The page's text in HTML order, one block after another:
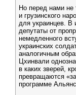
Но перед нами не
и грузинского
для украинцев. В
депутаты от
немедленного
украинских
аналогичным
Цхинвали
в каких зверей,
превращаются
программе